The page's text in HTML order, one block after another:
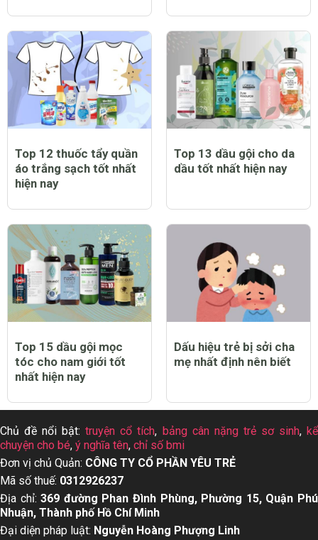
Top 12 thuốc tẩy quần
áo trắng sạch tốt nhất
hiện nay
Top 13 dầu gội cho da
dầu tốt nhất hiện nay
Top 15 dầu gội mọc
tóc cho nam giới tốt
nhất hiện nay
Dấu hiệu trẻ bị sởi cha
mẹ nhất định nên biết
Chủ đề nổi bật:truyện cổ tích, bảng cân nặng trẻ sơ sinh, kể
chuyện cho bé, ý nghĩa tên, chỉ số bmi
Đơn vị chủ Quản: CÔNG TY CỔ PHẦN YÊU TRẺ
Mã số thuế: 0312926237
Địa chỉ:369 đường Phan Đình Phùng, Phường 15, Quận Phú
Nhuận, Thành phố Hồ Chí Minh
Đại diện pháp luật: Nguyễn Hoàng Phượng Linh